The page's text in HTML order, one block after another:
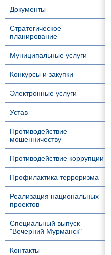
Документы
Стратегическое
планирование
Муниципальные услуги
Конкурсы и закупки
Электронные услуги
Устав
Противодействие
мошенничеству
Противодействие коррупции
Профилактика терроризма
Реализация национальных
проектов
Специальный выпуск
"Вечерний Мурманск"
Контакты